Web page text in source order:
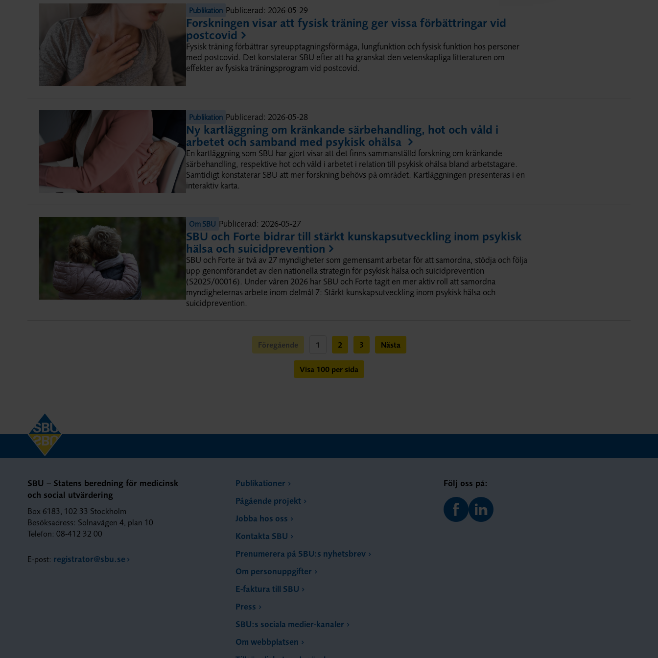
Publikation Publicerad: 2026-05-29
Forskningen visar att fysisk träning ger vissa förbättringar vid
postcovid
Fysisk träning förbättrar syreupptagningsförmåga, lungfunktion och fysisk funktion hos personer
med postcovid. Det konstaterar SBU efter att ha granskat den vetenskapliga litteraturen om
effekter av fysiska träningsprogram vid postcovid.
Publikation Publicerad: 2026-05-28
Ny kartläggning om kränkande särbehandling, hot och våld i
arbetet och samband med psykisk ohälsa
En kartläggning som SBU har gjort visar att det finns sammanställd forskning om kränkande
särbehandling, respektive hot och våld i arbetet i relation till psykisk ohälsa bland arbetstagare.
Samtidigt konstaterar SBU att mer forskning behövs på området. Kartläggningen presenteras i en
interaktiv karta.
Om SBU Publicerad: 2026-05-27
SBU och Forte bidrar till stärkt kunskapsutveckling inom psykisk
hälsa och suicidprevention
SBU och Forte är två av 27 myndigheter som gemensamt arbetar för att samordna, stödja och följa
upp genomförandet av den nationella strategin för psykisk hälsa och suicidprevention
(S2025/00016). Under våren 2026 har SBU och Forte tagit en mer aktiv roll att samordna
myndigheternas arbete inom delmål 7: Stärkt kunskapsutveckling inom psykisk hälsa och
suicidprevention.
Föregående 1 2 3 Nästa
Visa 100 per sida
SBU – Statens beredning för medicinsk
och social utvärdering
Box 6183, 102 33 Stockholm
Besöksadress: Solnavägen 4, plan 10
Telefon: 08-412 32 00
E-post: registrator@sbu.se
Publikationer
Pågående projekt
Jobba hos oss
Kontakta SBU
Prenumerera på SBU:s nyhetsbrev
Om personuppgifter
E-faktura till SBU
Press
SBU:s sociala medier-kanaler
Om webbplatsen
Följ oss på: